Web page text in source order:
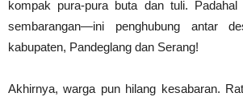
kompak pura-pura buta dan tuli.
sembarangan—ini penghubung antar
kabupaten, Pandeglang dan Serang!
Akhirnya, warga pun hilang kesabaran.